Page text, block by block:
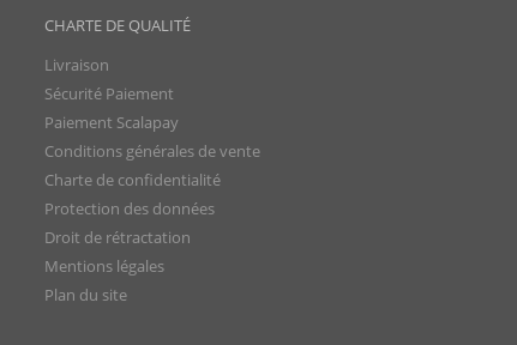
CHARTE DE QUALITÉ
Livraison
Sécurité Paiement
Paiement Scalapay
Conditions générales de vente
Charte de confidentialité
Protection des données
Droit de rétractation
Mentions légales
Plan du site